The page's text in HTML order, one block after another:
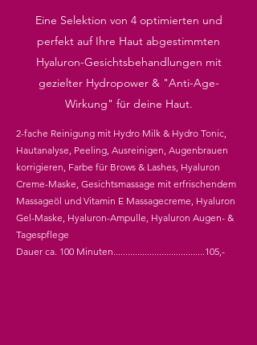
Eine Selektion von 4 optimierten und
perfekt auf Ihre Haut abgestimmten
Hyaluron-Gesichtsbehandlungen mit
gezielter Hydropower & "Anti-Age-
Wirkung" für deine Haut.
2-fache Reinigung mit Hydro Milk & Hydro Tonic,
Hautanalyse, Peeling, Ausreinigen, Augenbrauen
korrigieren, Farbe für Brows & Lashes, Hyaluron
Creme-Maske, Gesichtsmassage mit erfrischendem
Massageöl und Vitamin E Massagecreme, Hyaluron
Gel-Maske, Hyaluron-Ampulle, Hyaluron Augen- &
Tagespflege
Dauer ca. 100 Minuten......................................105,-